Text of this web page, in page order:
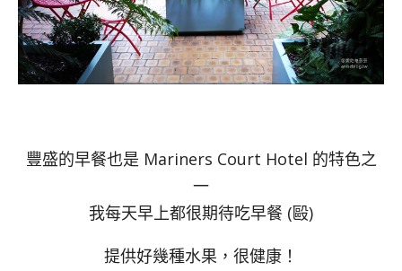
豐盛的早餐也是 Mariners Court Hotel 的特色之
一
我每天早上都很期待吃早餐 (毆)
提供好幾種水果，很健康！